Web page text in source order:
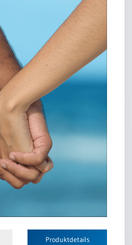
Produktdetails